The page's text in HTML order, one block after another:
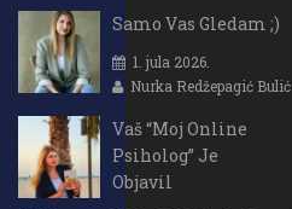
Samo Vas Gledam ;)
1. jula 2026.
Nurka Redžepagić Bulić
Vaš “Moj Online
Psiholog” Je
Objavil